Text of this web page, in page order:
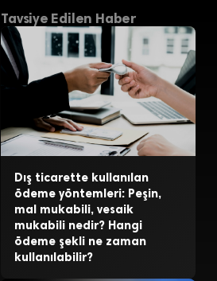
Tavsiye Edilen Haber
Dış ticarette kullanılan
ödeme yöntemleri: Peşin,
mal mukabili, vesaik
mukabili nedir? Hangi
ödeme şekli ne zaman
kullanılabilir?